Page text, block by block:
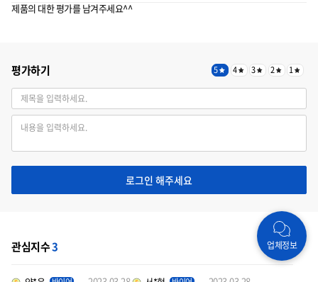
제품의 대한 평가를 남겨주세요^^
평가하기 5 4 3 2 1
로그인 해주세요
관심지수3 업체정보